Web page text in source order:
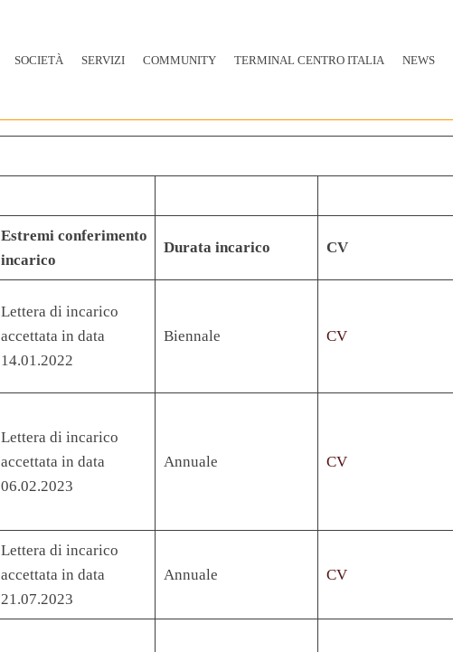
SOCIETÀ SERVIZI COMMUNITY TERMINAL CENTRO ITALIA NEWS
Estremi conferimento
incarico
Durata incarico CV
Lettera di incarico
accettata in data
14.01.2022
Biennale CV
Lettera di incarico
accettata in data
06.02.2023
Annuale CV
Lettera di incarico
accettata in data
21.07.2023
Annuale CV